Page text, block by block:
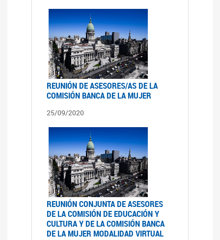
REUNIÓN DE ASESORES/AS DE LA
COMISIÓN BANCA DE LA MUJER
25/09/2020
REUNIÓN CONJUNTA DE ASESORES
DE LA COMISIÓN DE EDUCACIÓN Y
CULTURA Y DE LA COMISIÓN BANCA
DE LA MUJER MODALIDAD VIRTUAL